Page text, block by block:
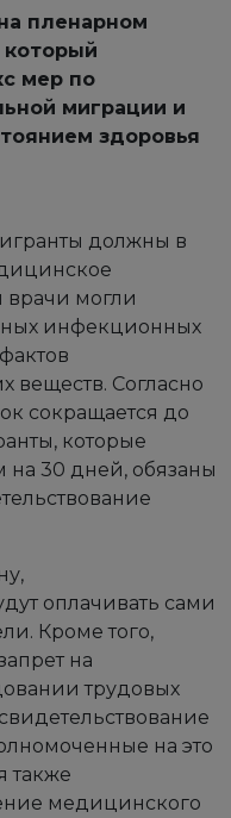
пленарном
который
мер по
миграции и
здоровья
должны в
врачи могли
инфекционных
веществ. Согласно
сокращается до
которые
на 30 дней, обязаны
оплачивать сами
Кроме того,
на
трудовых
на это
также
медицинского